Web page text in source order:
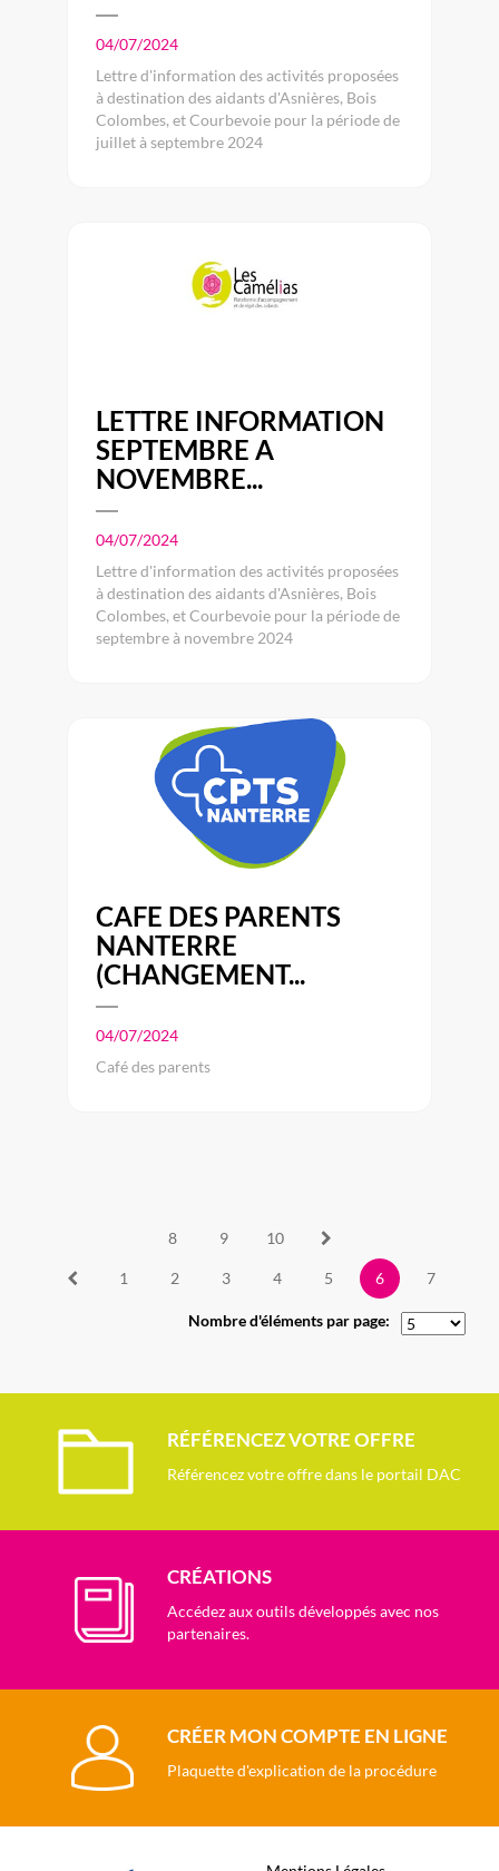
04/07/2024
Lettre d'information des activités proposées
à destination des aidants d'Asnières, Bois
Colombes, et Courbevoie pour la période de
juillet à septembre 2024
LETTRE INFORMATION
SEPTEMBRE A
NOVEMBRE...
04/07/2024
Lettre d'information des activités proposées
à destination des aidants d'Asnières, Bois
Colombes, et Courbevoie pour la période de
septembre à novembre 2024
CAFE DES PARENTS
NANTERRE
(CHANGEMENT...
04/07/2024
Café des parents
Nombre d'éléments par page:
1 2 3 4 5 6 7
8 9 10
RÉFÉRENCEZ VOTRE OFFRE
Référencez votre offre dans le portail DAC
CRÉATIONS
Accédez aux outils développés avec nos
partenaires.
CRÉER MON COMPTE EN LIGNE
Plaquette d'explication de la procédure